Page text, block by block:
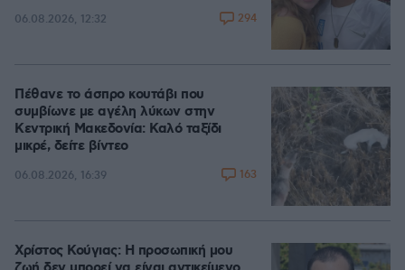
06.08.2026, 12:32 294
Πέθανε το άσπρο κουτάβι που
συμβίωνε με αγέλη λύκων στην
Κεντρική Μακεδονία: Καλό ταξίδι
μικρέ, δείτε βίντεο
06.08.2026, 16:39 163
Χρίστος Κούγιας: Η προσωπική μου